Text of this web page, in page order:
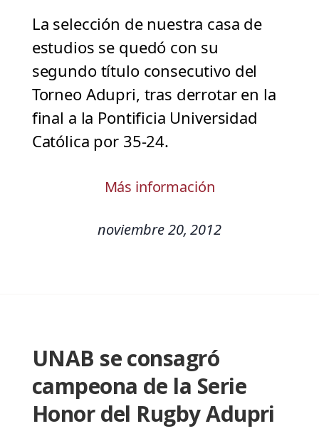
La selección de nuestra casa de
estudios se quedó con su
segundo título consecutivo del
Torneo Adupri, tras derrotar en la
final a la Pontificia Universidad
Católica por 35-24.
Más información
noviembre 20, 2012
UNAB se consagró
campeona de la Serie
Honor del Rugby Adupri